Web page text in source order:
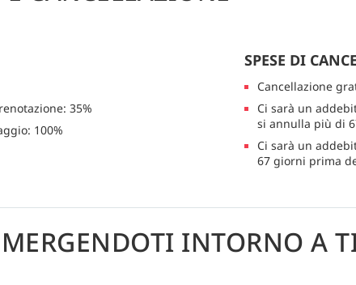
35%
100%
SPESE DI
Cancellazione
Ci sarà un
si annulla più di
Ci sarà un
67 giorni prima
INTORNO A